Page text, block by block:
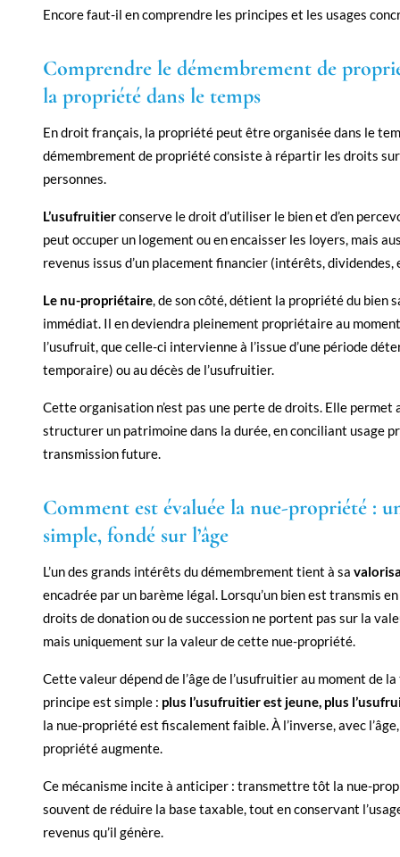
Encore faut-il en comprendre les principes et les usages
Comprendre le démembrement de
la propriété dans le temps
En droit français, la propriété peut être organisée dans le
démembrement de propriété consiste à répartir les droits
personnes.
L’usufruitierconserve le droit d’utiliser le bien et d’en
peut occuper un logement ou en encaisser les loyers, mais
revenus issus d’un placement financier (intérêts, dividendes,
Le nu-propriétaire, de son côté, détient la propriété du bien
immédiat. Il en deviendra pleinement propriétaire au
l’usufruit, que celle-ci intervienne à l’issue d’une période
temporaire) ou au décès de l’usufruitier.
Cette organisation n’est pas une perte de droits. Elle permet
structurer un patrimoine dans la durée, en conciliant usage
transmission future.
Comment est évaluée la nue-propriété :
simple, fondé sur l’âge
L’un des grands intérêts du démembrement tient à sa
encadrée par un barème légal. Lorsqu’un bien est transmis
droits de donation ou de succession ne portent pas sur la
mais uniquement sur la valeur de cette nue-propriété.
Cette valeur dépend de l’âge de l’usufruitier au moment de
principe est simple : plus l’usufruitier est jeune, plus
la nue-propriété est fiscalement faible. À l’inverse, avec
propriété augmente.
Ce mécanisme incite à anticiper : transmettre tôt la nue-
souvent de réduire la base taxable, tout en conservant
revenus qu’il génère.